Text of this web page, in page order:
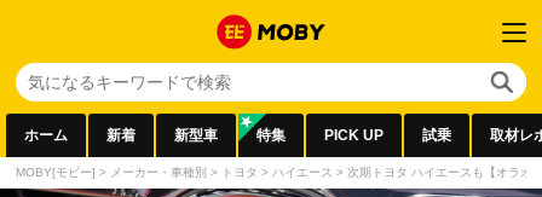
ホーム 新着 新型車 特集 PICK UP 試乗 取材レ
MOBY[モビー] > メーカー・車種別 > トヨタ > ハイエース > 次期トヨタ ハイエースも【オラオ